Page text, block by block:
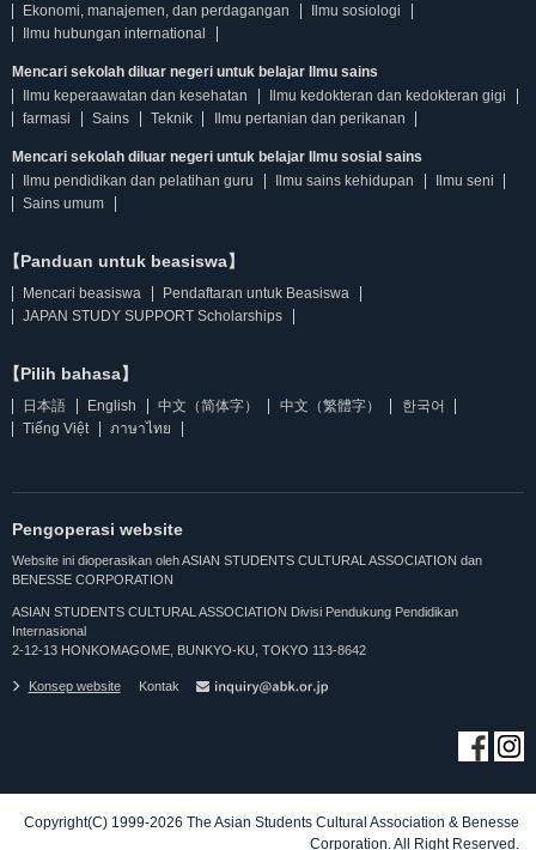
Ekonomi, manajemen, dan perdagangan
Ilmu sosiologi
Ilmu hubungan international
Mencari sekolah diluar negeri untuk belajar Ilmu sains
Ilmu keperaawatan dan kesehatan
Ilmu kedokteran dan kedokteran gigi
farmasi
Sains Teknik Ilmu pertanian dan perikanan
Mencari sekolah diluar negeri untuk belajar Ilmu sosial sains
Ilmu pendidikan dan pelatihan guru
Ilmu sains kehidupan
Ilmu seni
Sains umum
【Panduan untuk beasiswa】
Mencari beasiswa
Pendaftaran untuk Beasiswa
JAPAN STUDY SUPPORT Scholarships
【Pilih bahasa】
日本語 English 中文（简体字） 中文（繁體字）
한국어
Tiếng Việt
ภาษาไทย
Pengoperasi website
Website ini dioperasikan oleh ASIAN STUDENTS CULTURAL ASSOCIATION dan
BENESSE CORPORATION
ASIAN STUDENTS CULTURAL ASSOCIATION Divisi Pendukung Pendidikan
Internasional
2-12-13 HONKOMAGOME, BUNKYO-KU, TOKYO 113-8642
Konsep website Kontak
Copyright(C) 1999-2026 The Asian Students Cultural Association & Benesse
Corporation. All Right Reserved.